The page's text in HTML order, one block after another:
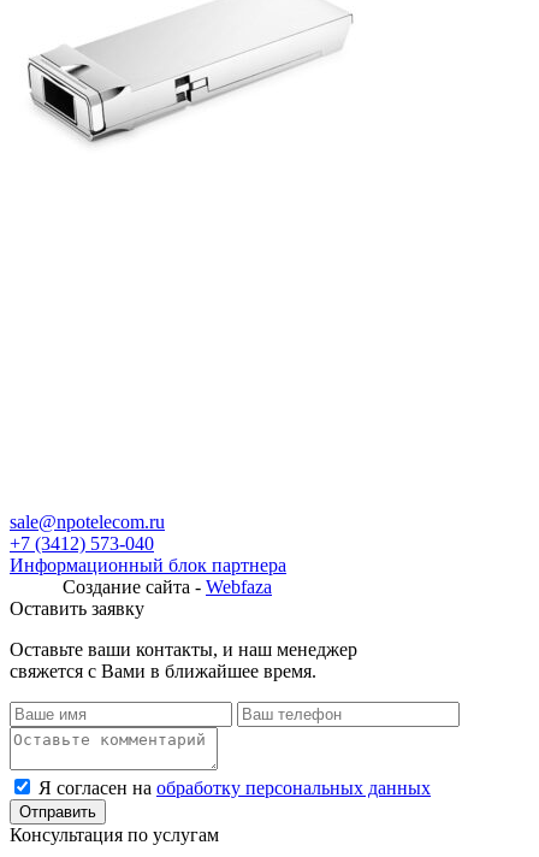
sale@npotelecom.ru
+7 (3412) 573-040
Информационный блок партнера
Создание сайта - Webfaza
Оставить заявку
Оставьте ваши контакты, и наш менеджер
свяжется с Вами в ближайшее время.
Я согласен на обработку персональных данных
Консультация по услугам